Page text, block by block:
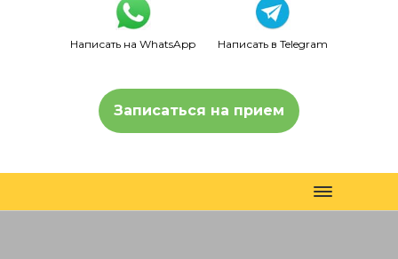
Написать на WhatsApp Написать в Telegram
Записаться на прием
Toggle
navigation